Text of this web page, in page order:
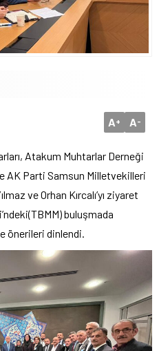
A+ A-
Atakum Muhtarlar Derneği
AK Parti Samsun Milletvekilleri
ve Orhan Kırcalı’yı ziyaret
buluşmada
önerileri dinlendi.